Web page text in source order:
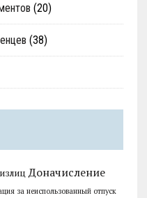
(20)
(38)
Доначисление
за неиспользованный отпуск